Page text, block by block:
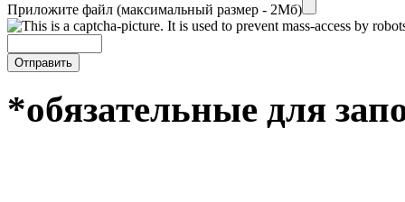
Приложите файл (максимальный размер - 2Мб)
*обязательные для